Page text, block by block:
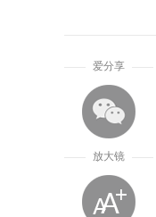
爱分享
放大镜